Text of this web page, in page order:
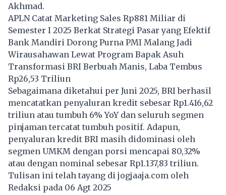
Akhmad.
APLN Catat Marketing Sales Rp881 Miliar di
Semester I 2025 Berkat Strategi Pasar yang Efektif
Bank Mandiri Dorong Purna PMI Malang Jadi
Wirausahawan Lewat Program Bapak Asuh
Transformasi BRI Berbuah Manis, Laba Tembus
Rp26,53 Triliun
Sebagaimana diketahui per Juni 2025, BRI berhasil
mencatatkan penyaluran kredit sebesar Rp1.416,62
triliun atau tumbuh 6% YoY dan seluruh segmen
pinjaman tercatat tumbuh positif. Adapun,
penyaluran kredit BRI masih didominasi oleh
segmen UMKM dengan porsi mencapai 80,32%
atau dengan nominal sebesar Rp1.137,83 triliun.
Tulisan ini telah tayang di jogjaaja.com oleh
Redaksi pada 06 Agt 2025